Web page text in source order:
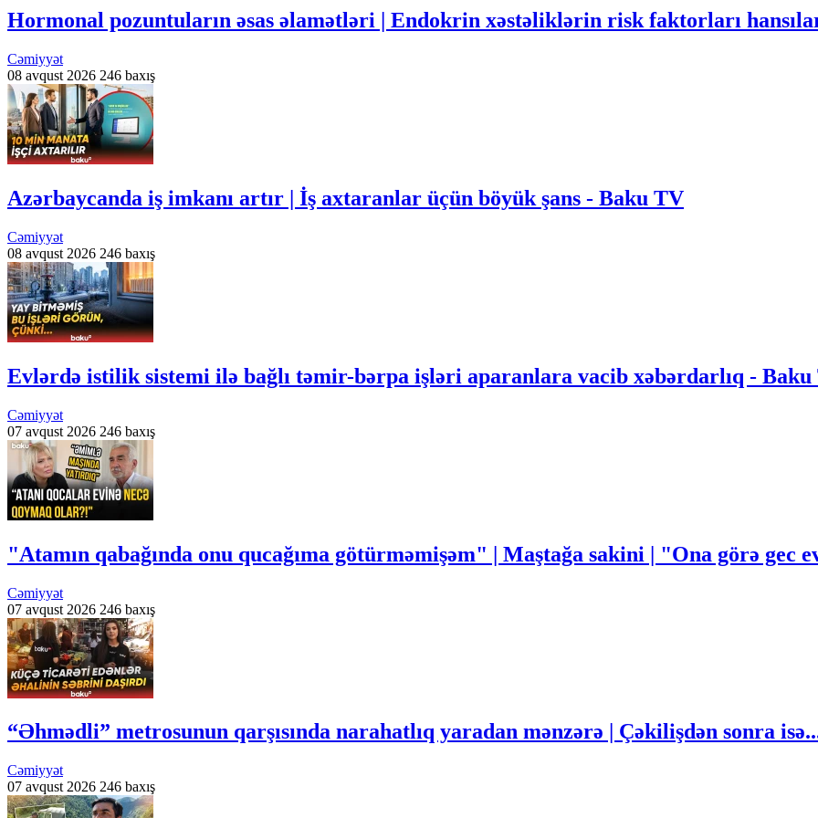
Hormonal pozuntuların əsas əlamətləri | Endokrin xəstəliklərin risk faktorları
Cəmiyyət
08 avqust 2026 246 baxış
Azərbaycanda iş imkanı artır | İş axtaranlar üçün böyük şans - Baku TV
Cəmiyyət
08 avqust 2026 246 baxış
Evlərdə istilik sistemi ilə bağlı təmir-bərpa işləri aparanlara vacib xəbərdarlıq -
Cəmiyyət
07 avqust 2026 246 baxış
"Atamın qabağında onu qucağıma götürməmişəm" | Maştağa sakini | "Ona görə
Cəmiyyət
07 avqust 2026 246 baxış
“Əhmədli” metrosunun qarşısında narahatlıq yaradan mənzərə | Çəkilişdən sonra
Cəmiyyət
07 avqust 2026 246 baxış